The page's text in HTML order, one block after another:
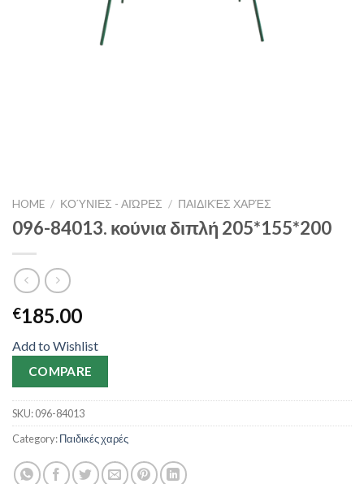
HOME / ΚΟΎΝΙΕΣ - ΑΙΏΡΕΣ / ΠΑΙΔΙΚΈΣ ΧΑΡΈΣ
096-84013. κούνια διπλή 205*155*200
€185.00
Add to Wishlist
COMPARE
SKU:096-84013
Category:Παιδικές χαρές